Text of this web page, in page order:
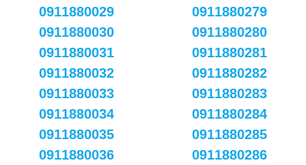
0911880029
0911880030
0911880031
0911880032
0911880033
0911880034
0911880035
0911880036
0911880279
0911880280
0911880281
0911880282
0911880283
0911880284
0911880285
0911880286